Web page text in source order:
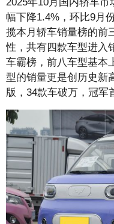
幅下降1.4%，环比9月
揽本月轿车销量榜的前
性，共有四款车型进入
车霸榜，前八车型基本
型的销量更是创历史新
版，34款车破万，冠军